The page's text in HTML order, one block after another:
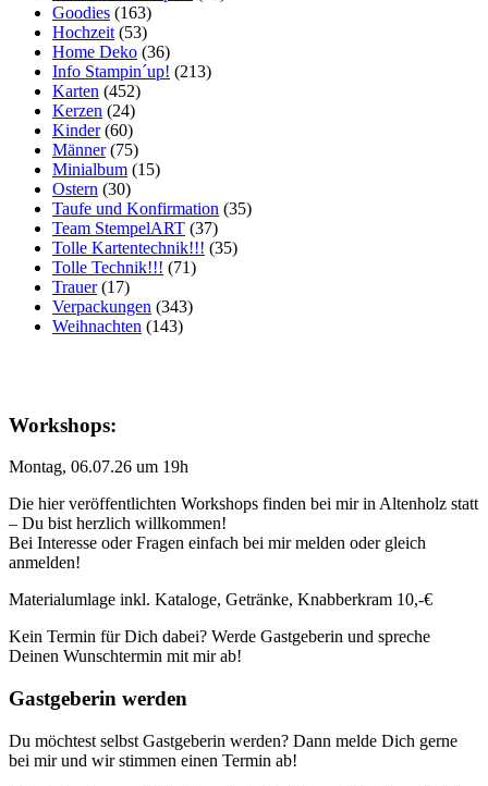
Goodies (163)
Hochzeit (53)
Home Deko (36)
Info Stampin´up! (213)
Karten (452)
Kerzen (24)
Kinder(60)
Männer(75)
Minialbum (15)
Ostern (30)
Taufe und Konfirmation (35)
Team StempelART (37)
Tolle Kartentechnik!!! (35)
Tolle Technik!!! (71)
Trauer(17)
Verpackungen (343)
Weihnachten (143)
Workshops:
Montag, 06.07.26 um 19h
Die hier veröffentlichten Workshops finden bei mir in Altenholz statt
– Du bist herzlich willkommen!
Bei Interesse oder Fragen einfach bei mir melden oder gleich
anmelden!
Materialumlage inkl. Kataloge, Getränke, Knabberkram 10,-€
Kein Termin für Dich dabei? Werde Gastgeberin und spreche
Deinen Wunschtermin mit mir ab!
Gastgeberin werden
Du möchtest selbst Gastgeberin werden? Dann melde Dich gerne
bei mir und wir stimmen einen Termin ab!